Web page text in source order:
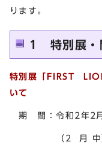
ります。
1 特別展・
特別展「FIRST
いて
期 間：令和2年2
（2 月 中）